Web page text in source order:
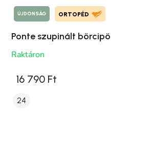
ÚJDONSÁG ORTOPÉD
Ponte szupinált börcipö
Raktáron
16 790 Ft
24